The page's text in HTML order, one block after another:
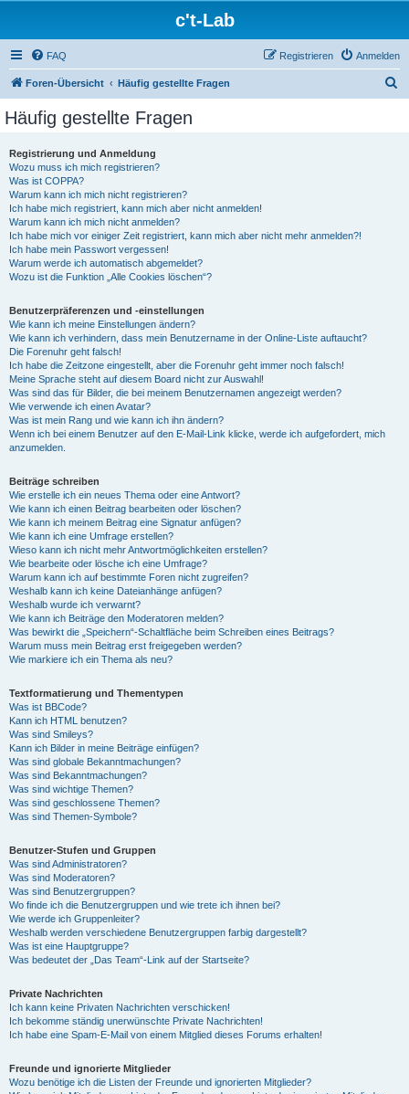
c't-Lab
FAQ Anmelden
Registrieren
Foren-Übersicht Häufig gestellte Fragen
Häufig gestellte Fragen
Registrierung und Anmeldung
Wozu muss ich mich registrieren?
Was ist COPPA?
Warum kann ich mich nicht registrieren?
Ich habe mich registriert, kann mich aber nicht anmelden!
Warum kann ich mich nicht anmelden?
Ich habe mich vor einiger Zeit registriert, kann mich aber nicht mehr anmelden?!
Ich habe mein Passwort vergessen!
Warum werde ich automatisch abgemeldet?
Wozu ist die Funktion „Alle Cookies löschen“?
Benutzerpräferenzen und -einstellungen
Wie kann ich meine Einstellungen ändern?
Wie kann ich verhindern, dass mein Benutzername in der Online-Liste auftaucht?
Die Forenuhr geht falsch!
Ich habe die Zeitzone eingestellt, aber die Forenuhr geht immer noch falsch!
Meine Sprache steht auf diesem Board nicht zur Auswahl!
Was sind das für Bilder, die bei meinem Benutzernamen angezeigt werden?
Wie verwende ich einen Avatar?
Was ist mein Rang und wie kann ich ihn ändern?
Wenn ich bei einem Benutzer auf den E-Mail-Link klicke, werde ich aufgefordert, mich
anzumelden.
Beiträge schreiben
Wie erstelle ich ein neues Thema oder eine Antwort?
Wie kann ich einen Beitrag bearbeiten oder löschen?
Wie kann ich meinem Beitrag eine Signatur anfügen?
Wie kann ich eine Umfrage erstellen?
Wieso kann ich nicht mehr Antwortmöglichkeiten erstellen?
Wie bearbeite oder lösche ich eine Umfrage?
Warum kann ich auf bestimmte Foren nicht zugreifen?
Weshalb kann ich keine Dateianhänge anfügen?
Weshalb wurde ich verwarnt?
Wie kann ich Beiträge den Moderatoren melden?
Was bewirkt die „Speichern“-Schaltfläche beim Schreiben eines Beitrags?
Warum muss mein Beitrag erst freigegeben werden?
Wie markiere ich ein Thema als neu?
Textformatierung und Thementypen
Was ist BBCode?
Kann ich HTML benutzen?
Was sind Smileys?
Kann ich Bilder in meine Beiträge einfügen?
Was sind globale Bekanntmachungen?
Was sind Bekanntmachungen?
Was sind wichtige Themen?
Was sind geschlossene Themen?
Was sind Themen-Symbole?
Benutzer-Stufen und Gruppen
Was sind Administratoren?
Was sind Moderatoren?
Was sind Benutzergruppen?
Wo finde ich die Benutzergruppen und wie trete ich ihnen bei?
Wie werde ich Gruppenleiter?
Weshalb werden verschiedene Benutzergruppen farbig dargestellt?
Was ist eine Hauptgruppe?
Was bedeutet der „Das Team“-Link auf der Startseite?
Private Nachrichten
Ich kann keine Privaten Nachrichten verschicken!
Ich bekomme ständig unerwünschte Private Nachrichten!
Ich habe eine Spam-E-Mail von einem Mitglied dieses Forums erhalten!
Freunde und ignorierte Mitglieder
Wozu benötige ich die Listen der Freunde und ignorierten Mitglieder?